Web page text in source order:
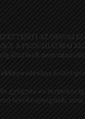
AZ ORVOSI
A PSZICHIÁTRIAI
nem
kötött
gyógyító és
tevékenységnek,